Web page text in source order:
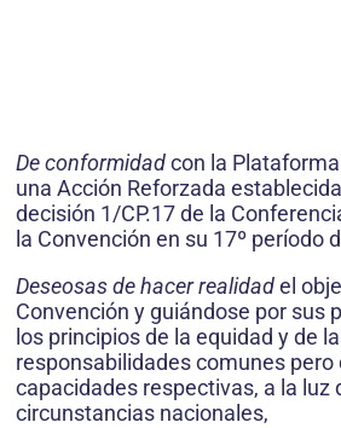
De conformidadcon la
una Acción Reforzada
decisión 1/CP.17 de la
la Convención en su 17º período
Deseosas de hacer realidadel
Convención y guiándose por sus
los principios de la equidad y de
responsabilidades comunes
capacidades respectivas, a la luz
circunstancias nacionales,